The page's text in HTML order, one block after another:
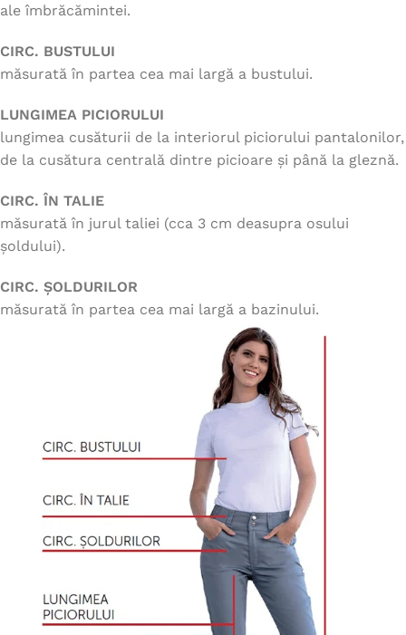
ale îmbrăcămintei.
CIRC. BUSTULUI
măsurată în partea cea mai largă a bustului.
LUNGIMEA PICIORULUI
lungimea cusăturii de la interiorul piciorului pantalonilor,
de la cusătura centrală dintre picioare și până la gleznă.
CIRC. ÎN TALIE
măsurată în jurul taliei (cca 3 cm deasupra osului
șoldului).
CIRC. ȘOLDURILOR
măsurată în partea cea mai largă a bazinului.